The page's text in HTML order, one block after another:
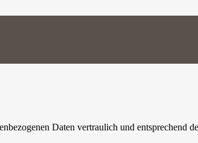
Daten vertraulich und entsprechend